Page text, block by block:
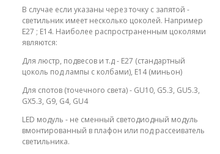
В случае если указаны через точку с запятой -
светильник имеет несколько цоколей. Например
E27 ; E14. Наиболее распространенным цоколями
являются:
Для люстр, подвесов и т.д - E27 (стандартный
цоколь под лампы с колбами), E14 (миньон)
Для спотов (точечного света) - GU10, G5.3, GU5.3,
GX5.3, G9, G4, GU4
LED модуль - не сменный светодиодный модуль
вмонтированный в плафон или под рассеиватель
светильника.